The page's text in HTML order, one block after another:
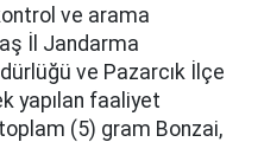
ve arama
İl Jandarma
ve Pazarcık İlçe
yapılan faaliyet
(5) gram Bonzai,